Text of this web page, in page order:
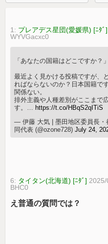
1: プレアデス星団(愛媛県) [ﾆﾀﾞ]
WYVGacxc0
「あなたの国籍はどこですか？」
最近よく見かける投稿ですが、
ればならないのか？日本国籍で
関係ない。
排外主義や人種差別がここまで
す。… https://t.co/HBqS2qITiS
— 伊藤 大気 | 墨田地区委員長・
同代表 (@ozone728)July 24,
6: タイタン(北海道) [ﾆﾀﾞ]
BHC0
え普通の質問では？